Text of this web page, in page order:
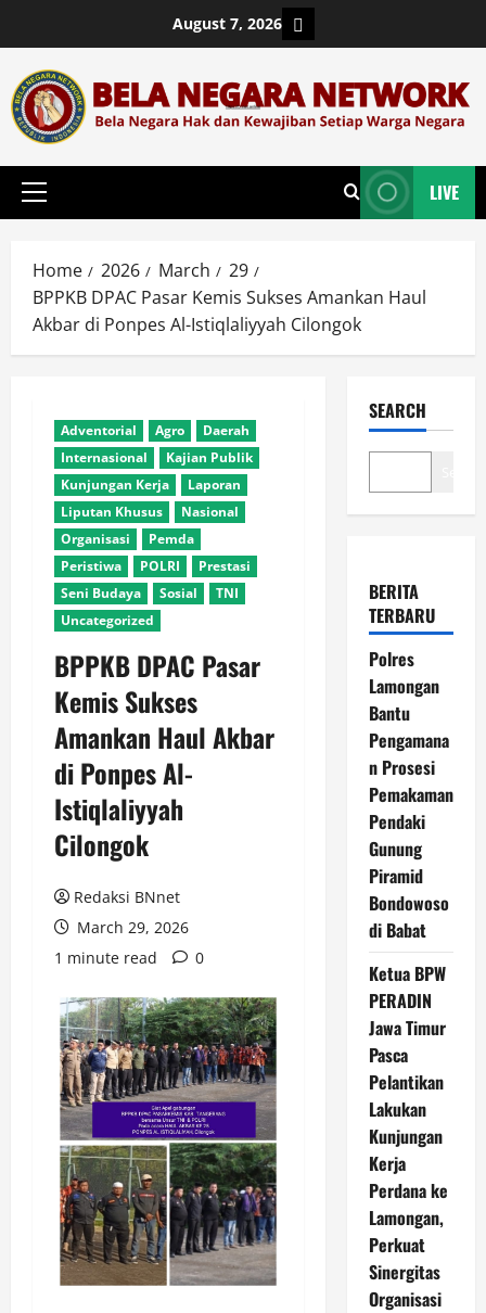
content
August 7, 2026 Login
Primary
LIVE
Home 2026 March
29
BPPKB DPAC Pasar Kemis Sukses Amankan Haul
Akbar di Ponpes Al-Istiqlaliyyah Cilongok
Adventorial Agro
Daerah
Internasional
Kajian Publik
Kunjungan Kerja
Laporan
Liputan Khusus
Nasional
Organisasi
Pemda
Peristiwa
POLRI
Prestasi
Seni Budaya
Sosial
TNI
Uncategorized
BPPKB DPAC Pasar
Kemis Sukses
Amankan Haul Akbar
di Ponpes Al-
Istiqlaliyyah
Cilongok
Redaksi BNnet
March 29, 2026
1 minute read
0
SEARCH
BERITA
TERBARU
Polres
Lamongan
Bantu
Pengamana
n Prosesi
Pemakaman
Pendaki
Gunung
Piramid
Bondowoso
di Babat
Ketua BPW
PERADIN
Jawa Timur
Pasca
Pelantikan
Lakukan
Kunjungan
Kerja
Perdana ke
Lamongan,
Perkuat
Sinergitas
Organisasi